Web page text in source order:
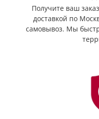
Получите ваш
доставкой по
самовывоз. Мы